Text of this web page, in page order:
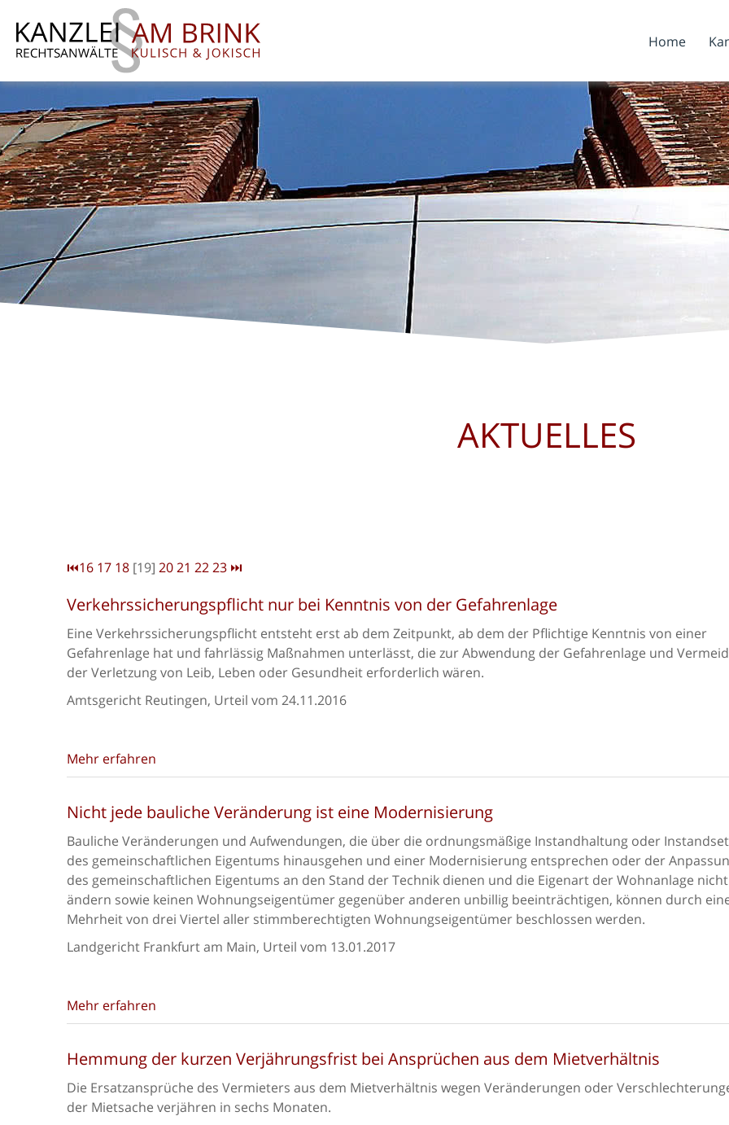
Home
AKTUELLES
⏮16 17 18 [19] 2021 2223 ⏭
Verkehrssicherungspflicht nur bei Kenntnis von der Gefahrenlage
Eine Verkehrssicherungspflicht entsteht erst ab dem Zeitpunkt, ab dem der Pflichtige Kenntnis von einer
Gefahrenlage hat und fahrlässig Maßnahmen unterlässt, die zur Abwendung der Gefahrenlage und
der Verletzung von Leib, Leben oder Gesundheit erforderlich wären.
Amtsgericht Reutingen, Urteil vom 24.11.2016
Mehr erfahren
Nicht jede bauliche Veränderung ist eine Modernisierung
Bauliche Veränderungen und Aufwendungen, die über die ordnungsmäßige Instandhaltung oder
des gemeinschaftlichen Eigentums hinausgehen und einer Modernisierung entsprechen oder der
des gemeinschaftlichen Eigentums an den Stand der Technik dienen und die Eigenart der Wohnanlage nicht
ändern sowie keinen Wohnungseigentümer gegenüber anderen unbillig beeinträchtigen, können durch
Mehrheit von drei Viertel aller stimmberechtigten Wohnungseigentümer beschlossen werden.
Landgericht Frankfurt am Main, Urteil vom 13.01.2017
Mehr erfahren
Hemmung der kurzen Verjährungsfrist bei Ansprüchen aus dem Mietverhältnis
Die Ersatzansprüche des Vermieters aus dem Mietverhältnis wegen Veränderungen oder
der Mietsache verjähren in sechs Monaten.